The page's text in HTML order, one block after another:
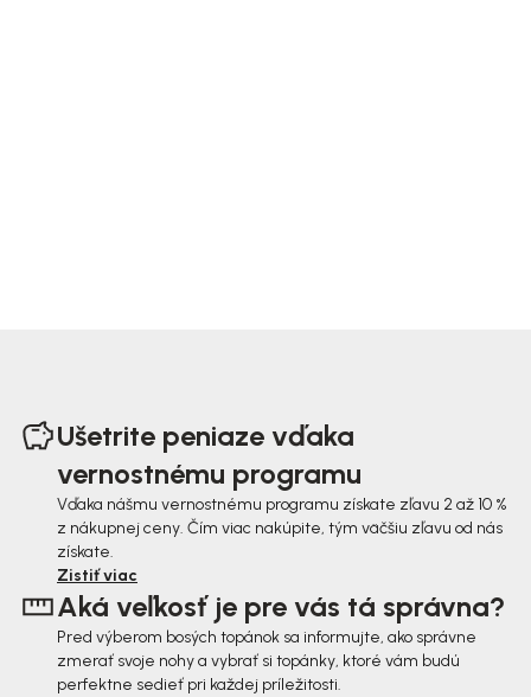
Ušetrite peniaze vďaka
vernostnému programu
Vďaka nášmu vernostnému programu získate zľavu 2 až 10 %
z nákupnej ceny. Čím viac nakúpite, tým väčšiu zľavu od nás
získate.
Zistiť viac
Aká veľkosť je pre vás tá správna?
Pred výberom bosých topánok sa informujte, ako správne
zmerať svoje nohy a vybrať si topánky, ktoré vám budú
perfektne sedieť pri každej príležitosti.